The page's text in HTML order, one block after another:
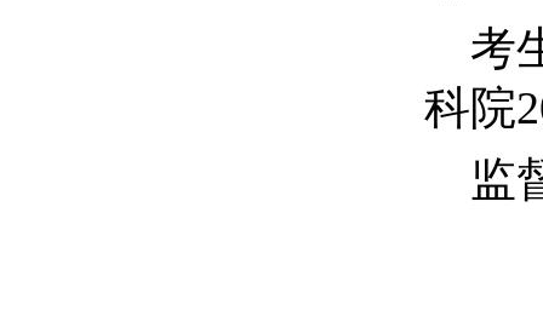
考
科院
监